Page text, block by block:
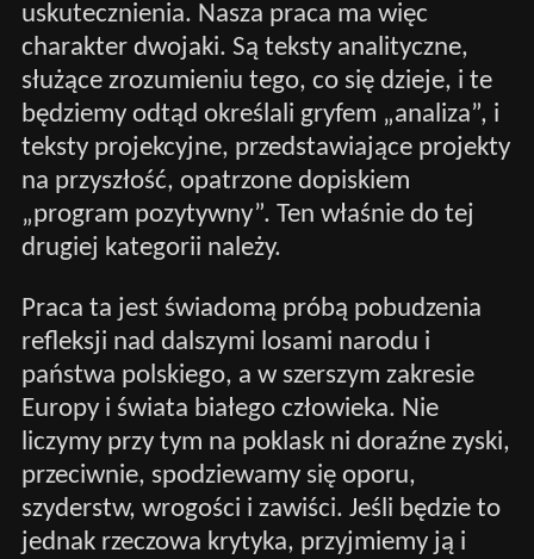
uskutecznienia. Nasza praca ma więc
charakter dwojaki. Są teksty analityczne,
służące zrozumieniu tego, co się dzieje, i te
będziemy odtąd określali gryfem „analiza”, i
teksty projekcyjne, przedstawiające projekty
na przyszłość, opatrzone dopiskiem
„program pozytywny”. Ten właśnie do tej
drugiej kategorii należy.
Praca ta jest świadomą próbą pobudzenia
refleksji nad dalszymi losami narodu i
państwa polskiego, a w szerszym zakresie
Europy i świata białego człowieka. Nie
liczymy przy tym na poklask ni doraźne zyski,
przeciwnie, spodziewamy się oporu,
szyderstw, wrogości i zawiści. Jeśli będzie to
jednak rzeczowa krytyka, przyjmiemy ją i